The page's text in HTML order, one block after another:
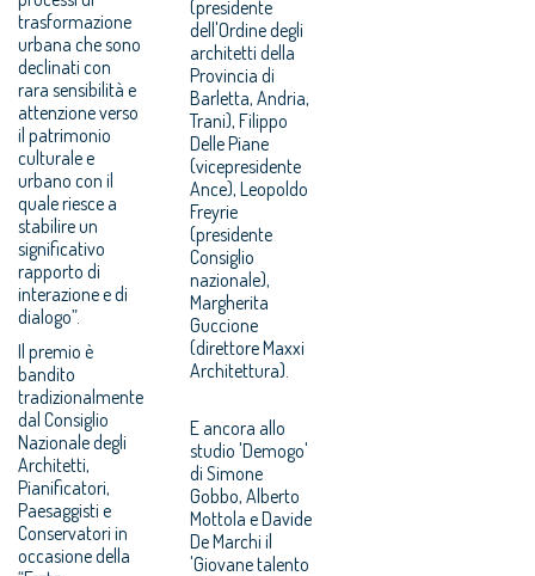
trasformazione
urbana che sono
declinati con
rara sensibilità e
attenzione verso
il patrimonio
culturale e
urbano con il
quale riesce a
stabilire un
significativo
rapporto di
interazione e di
dialogo”.
Il premio è
bandito
tradizionalmente
dal Consiglio
Nazionale degli
Architetti,
Pianificatori,
Paesaggisti e
Conservatori in
occasione della
(presidente
dell'Ordine degli
architetti della
Provincia di
Barletta, Andria,
Trani), Filippo
Delle Piane
(vicepresidente
Ance), Leopoldo
Freyrie
(presidente
Consiglio
nazionale),
Margherita
Guccione
(direttore Maxxi
Architettura).
E ancora allo
studio 'Demogo'
di Simone
Gobbo, Alberto
Mottola e Davide
De Marchi il
'Giovane talento